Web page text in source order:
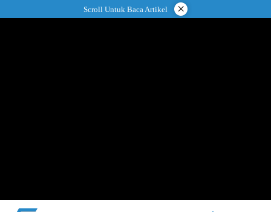
ke
Scroll Untuk Baca Artikel ×